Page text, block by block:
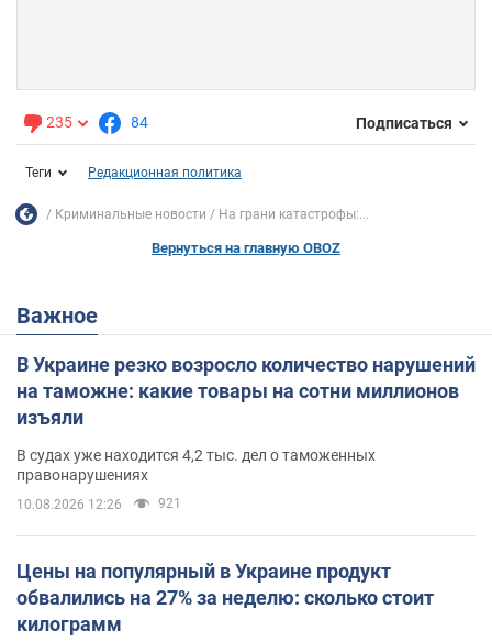
235 84 Подписаться
Теги Редакционная политика
Криминальные новости На грани катастрофы:...
Вернуться на главную OBOZ
Важное
В Украине резко возросло количество нарушений
на таможне: какие товары на сотни миллионов
изъяли
В судах уже находится 4,2 тыс. дел о таможенных
правонарушениях
10.08.2026 12:26 921
Цены на популярный в Украине продукт
обвалились на 27% за неделю: сколько стоит
килограмм